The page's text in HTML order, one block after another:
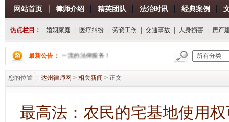
网站首页 律师介绍 精英团队 法治时讯 经典案例
热点栏目： 婚姻家庭 医疗纠纷 劳资工伤 交通事故 人身损害 房产
最新公告：
们将为您提供一流的法律服务！
您的位置 达州律师网 > 相关新闻 > 正文
最高法：农民的宅基地使用